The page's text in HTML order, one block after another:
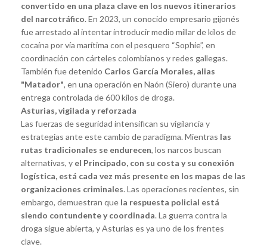
convertido en una plaza clave en los nuevos itinerarios
del narcotráfico. En 2023, un conocido empresario gijonés
fue arrestado al intentar introducir medio millar de kilos de
cocaína por vía marítima con el pesquero “Sophie”, en
coordinación con cárteles colombianos y redes gallegas.
También fue detenido Carlos García Morales, alias
"Matador", en una operación en Naón (Siero) durante una
entrega controlada de 600 kilos de droga.
Asturias, vigilada y reforzada
Las fuerzas de seguridad intensifican su vigilancia y
estrategias ante este cambio de paradigma. Mientras las
rutas tradicionales se endurecen, los narcos buscan
alternativas, y el Principado, con su costa y su conexión
logística, está cada vez más presente en los mapas de las
organizaciones criminales. Las operaciones recientes, sin
embargo, demuestran que la respuesta policial está
siendo contundente y coordinada. La guerra contra la
droga sigue abierta, y Asturias es ya uno de los frentes
clave.